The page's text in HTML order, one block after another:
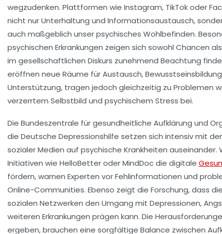
wegzudenken. Plattformen wie Instagram, TikTok oder
nicht nur Unterhaltung und Informationsaustausch,
auch maßgeblich unser psychisches Wohlbefinden.
psychischen Erkrankungen zeigen sich sowohl Chancen
im gesellschaftlichen Diskurs zunehmend Beachtung
eröffnen neue Räume für Austausch,
Unterstützung, tragen jedoch gleichzeitig zu Problemen
verzerrtem Selbstbild und psychischem Stress bei.
Die Bundeszentrale für gesundheitliche Aufklärung und
die Deutsche Depressionshilfe setzen sich intensiv mit
sozialer Medien auf psychische Krankheiten auseinander.
Initiativen wie HelloBetter oder MindDoc die digitale
fördern, warnen Experten vor Fehlinformationen und
Online-Communities. Ebenso zeigt die Forschung, dass
sozialen Netzwerken den Umgang mit Depressionen,
weiteren Erkrankungen prägen kann. Die
ergeben, brauchen eine sorgfältige Balance zwischen